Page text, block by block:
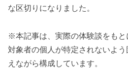
な区切りになりました。
※本記事は、実際の体験談をも
対象者の個人が特定されないよ
えながら構成しています。